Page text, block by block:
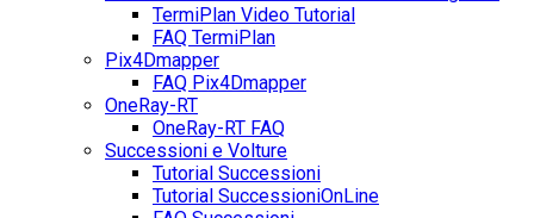
TermiPlan Video Tutorial
FAQ TermiPlan
Pix4Dmapper
FAQ Pix4Dmapper
OneRay-RT
OneRay-RT FAQ
Successioni e Volture
Tutorial Successioni
Tutorial SuccessioniOnLine